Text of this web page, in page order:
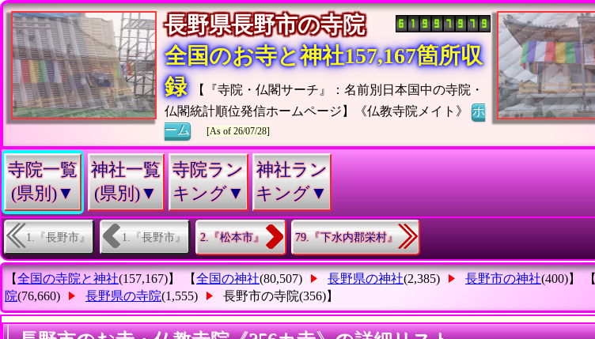
長野県長野市の寺院
全国のお寺と神社157,167箇所収
録
【『寺院・仏閣サーチ』：名前別日本国中の寺院・
仏閣統計順位発信ホームページ】《仏教寺院メイト》ホ
ーム
[As of 26/07/28]
寺院一覧
(県別)▼
神社一覧
(県別)▼
寺院ラン
キング▼
神社ラン
キング▼
1.『長野市』 1.『長野市』 2.『松本市』 79.『下水内郡栄村』
【全国の寺院と神社(157,167)】 【全国の神社(80,507) 長野県の神社(2,385) 長野市の神社(400)】 【
院(76,660) 長野県の寺院(1,555) 長野市の寺院(356)】